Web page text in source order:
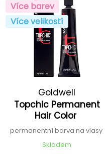
Více barev
Více velikostí
Goldwell
Topchic Permanent
Hair Color
permanentní barva na vlasy
Skladem